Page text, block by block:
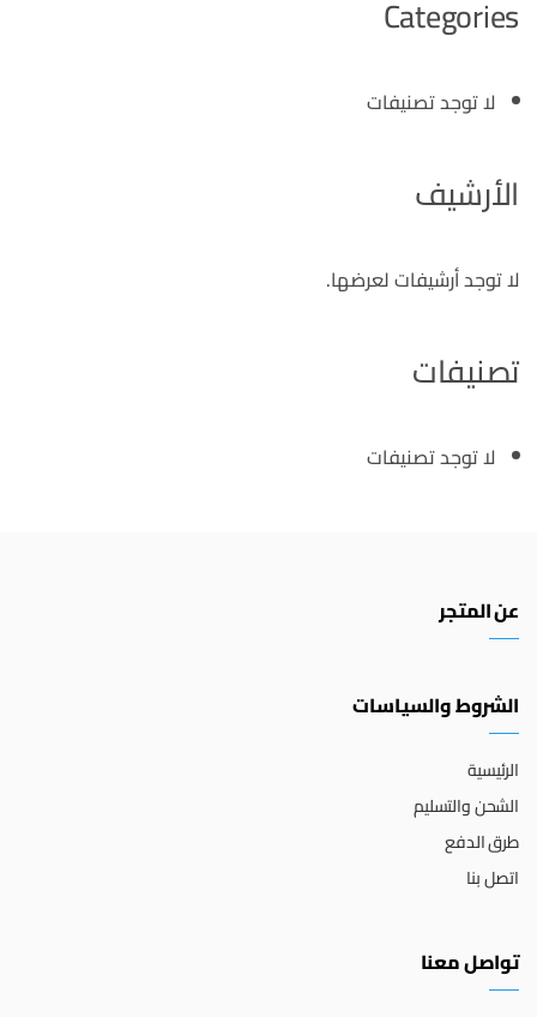
Categories
لا توجد تصنيفات
الأرشيف
لا توجد أرشيفات لعرضها.
تصنيفات
لا توجد تصنيفات
عن المتجر
الشروط والسياسات
الرئيسية
الشحن والتسليم
طرق الدفع
اتصل بنا
تواصل معنا